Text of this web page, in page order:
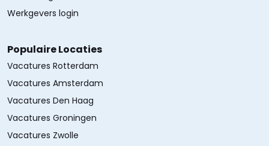
Werkgevers login
Populaire Locaties
Vacatures Rotterdam
Vacatures Amsterdam
Vacatures Den Haag
Vacatures Groningen
Vacatures Zwolle